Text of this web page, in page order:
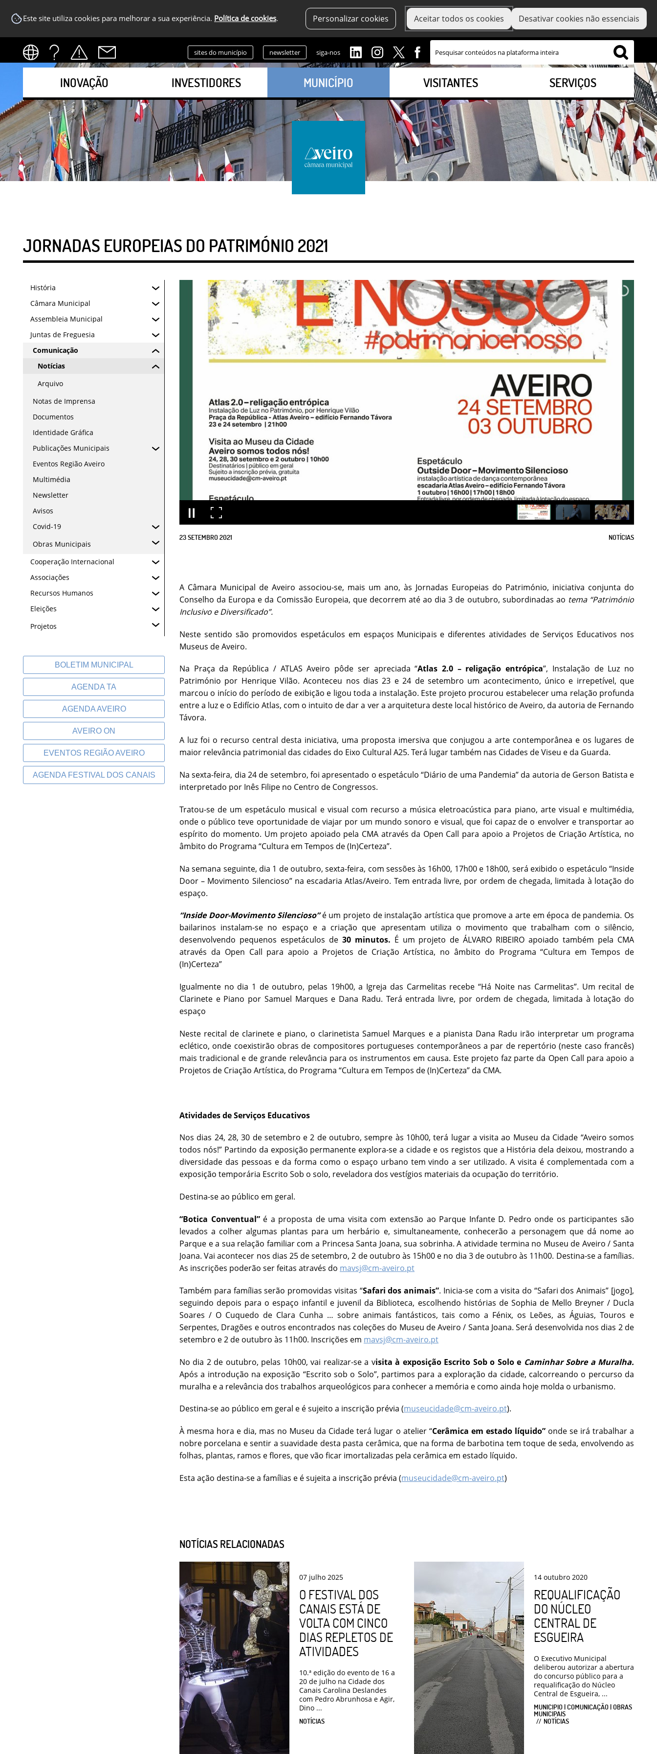
Este site utiliza cookies para melhorar a sua experiência. Política de cookies. Personalizar cookies Aceitar todos os cookies Desativar cookies não essenciais
sites do município newsletter siga-nos
INOVAÇÃO INVESTIDORES MUNICÍPIO VISITANTES SERVIÇOS
JORNADAS EUROPEIAS DO PATRIMÓNIO 2021
História
Câmara Municipal
Assembleia Municipal
Juntas de Freguesia
Comunicação
Notícias
Arquivo
Notas de Imprensa
Documentos
Identidade Gráfica
Publicações Municipais
Eventos Região Aveiro
Multimédia
Newsletter
Avisos
Covid-19
Obras Municipais
Cooperação Internacional
Associações
Recursos Humanos
Eleições
Projetos
BOLETIM MUNICIPAL
AGENDA TA
AGENDA AVEIRO
AVEIRO ON
EVENTOS REGIÃO AVEIRO
AGENDA FESTIVAL DOS CANAIS
23SETEMBRO2021 NOTÍCIAS
A Câmara Municipal de Aveiro associou-se, mais um ano, às Jornadas Europeias do Património, iniciativa conjunta do
Conselho da Europa e da Comissão Europeia, que decorrem até ao dia 3 de outubro, subordinadas ao tema “Património
Inclusivo e Diversificado”.
Neste sentido são promovidos espetáculos em espaços Municipais e diferentes atividades de Serviços Educativos nos
Museus de Aveiro.
Na Praça da República / ATLAS Aveiro pôde ser apreciada “Atlas 2.0 – religação entrópica”, Instalação de Luz no
Património por Henrique Vilão. Aconteceu nos dias 23 e 24 de setembro um acontecimento, único e irrepetível, que
marcou o início do período de exibição e ligou toda a instalação. Este projeto procurou estabelecer uma relação profunda
entre a luz e o Edifício Atlas, com o intuito de dar a ver a arquitetura deste local histórico de Aveiro, da autoria de Fernando
Távora.
A luz foi o recurso central desta iniciativa, uma proposta imersiva que conjugou a arte contemporânea e os lugares de
maior relevância patrimonial das cidades do Eixo Cultural A25. Terá lugar também nas Cidades de Viseu e da Guarda.
Na sexta-feira, dia 24 de setembro, foi apresentado o espetáculo “Diário de uma Pandemia” da autoria de Gerson Batista e
interpretado por Inês Filipe no Centro de Congressos.
Tratou-se de um espetáculo musical e visual com recurso a música eletroacústica para piano, arte visual e multimédia,
onde o público teve oportunidade de viajar por um mundo sonoro e visual, que foi capaz de o envolver e transportar ao
espírito do momento. Um projeto apoiado pela CMA através da Open Call para apoio a Projetos de Criação Artística, no
âmbito do Programa “Cultura em Tempos de (In)Certeza”.
Na semana seguinte, dia 1 de outubro, sexta-feira, com sessões às 16h00, 17h00 e 18h00, será exibido o espetáculo “Inside
Door – Movimento Silencioso” na escadaria Atlas/Aveiro. Tem entrada livre, por ordem de chegada, limitada à lotação do
espaço.
“Inside Door-Movimento Silencioso”é um projeto de instalação artística que promove a arte em época de pandemia. Os
bailarinos instalam-se no espaço e a criação que apresentam utiliza o movimento que trabalham com o silêncio,
desenvolvendo pequenos espetáculos de 30 minutos. É um projeto de ÁLVARO RIBEIRO apoiado também pela CMA
através da Open Call para apoio a Projetos de Criação Artística, no âmbito do Programa “Cultura em Tempos de
(In)Certeza”
Igualmente no dia 1 de outubro, pelas 19h00, a Igreja das Carmelitas recebe “Há Noite nas Carmelitas”. Um recital de
Clarinete e Piano por Samuel Marques e Dana Radu. Terá entrada livre, por ordem de chegada, limitada à lotação do
espaço
Neste recital de clarinete e piano, o clarinetista Samuel Marques e a pianista Dana Radu irão interpretar um programa
eclético, onde coexistirão obras de compositores portugueses contemporâneos a par de repertório (neste caso francês)
mais tradicional e de grande relevância para os instrumentos em causa. Este projeto faz parte da Open Call para apoio a
Projetos de Criação Artística, do Programa “Cultura em Tempos de (In)Certeza” da CMA.
Atividades de Serviços Educativos
Nos dias 24, 28, 30 de setembro e 2 de outubro, sempre às 10h00, terá lugar a visita ao Museu da Cidade “Aveiro somos
todos nós!” Partindo da exposição permanente explora-se a cidade e os registos que a História dela deixou, mostrando a
diversidade das pessoas e da forma como o espaço urbano tem vindo a ser utilizado. A visita é complementada com a
exposição temporária Escrito Sob o solo, reveladora dos vestígios materiais da ocupação do território.
Destina-se ao público em geral.
“Botica Conventual”é a proposta de uma visita com extensão ao Parque Infante D. Pedro onde os participantes são
levados a colher algumas plantas para um herbário e, simultaneamente, conhecerão a personagem que dá nome ao
Parque e a sua relação familiar com a Princesa Santa Joana, sua sobrinha. A atividade termina no Museu de Aveiro / Santa
Joana. Vai acontecer nos dias 25 de setembro, 2 de outubro às 15h00 e no dia 3 de outubro às 11h00. Destina-se a famílias.
As inscrições poderão ser feitas através do mavsj@cm-aveiro.pt
Também para famílias serão promovidas visitas “Safari dos animais”. Inicia-se com a visita do “Safari dos Animais” [jogo],
seguindo depois para o espaço infantil e juvenil da Biblioteca, escolhendo histórias de Sophia de Mello Breyner / Ducla
Soares / O Cuquedo de Clara Cunha … sobre animais fantásticos, tais como a Fénix, os Leões, as Águias, Touros e
Serpentes, Dragões e outros encontrados nas coleções do Museu de Aveiro / Santa Joana. Será desenvolvida nos dias 2 de
setembro e 2 de outubro às 11h00. Inscrições em mavsj@cm-aveiro.pt
No dia 2 de outubro, pelas 10h00, vai realizar-se a visita à exposição Escrito Sob o Solo e Caminhar Sobre a Muralha.
Após a introdução na exposição “Escrito sob o Solo”, partimos para a exploração da cidade, calcorreando o percurso da
muralha e a relevância dos trabalhos arqueológicos para conhecer a memória e como ainda hoje molda o urbanismo.
Destina-se ao público em geral e é sujeito a inscrição prévia (museucidade@cm-aveiro.pt).
À mesma hora e dia, mas no Museu da Cidade terá lugar o atelier “Cerâmica em estado líquido” onde se irá trabalhar a
nobre porcelana e sentir a suavidade desta pasta cerâmica, que na forma de barbotina tem toque de seda, envolvendo as
folhas, plantas, ramos e flores, que vão ficar imortalizadas pela cerâmica em estado líquido.
Esta ação destina-se a famílias e é sujeita a inscrição prévia (museucidade@cm-aveiro.pt)
NOTÍCIAS RELACIONADAS
07 julho 2025
O FESTIVAL DOS
CANAIS ESTÁ DE
VOLTA COM CINCO
DIAS REPLETOS DE
ATIVIDADES
10.ª edição do evento de 16 a
20 de julho na Cidade dos
Canais Carolina Deslandes
com Pedro Abrunhosa e Agir,
Dino ...
NOTÍCIAS
14 outubro 2020
REQUALIFICAÇÃO
DO NÚCLEO
CENTRAL DE
ESGUEIRA
O Executivo Municipal
deliberou autorizar a abertura
do concurso público para a
requalificação do Núcleo
Central de Esgueira, ...
MUNICIPIO | COMUNICAÇÃO | OBRAS
MUNICIPAIS
NOTÍCIAS